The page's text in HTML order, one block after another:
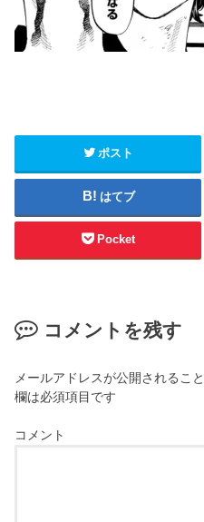
ポスト
はてブ
Pocket
コメントを残す
メールアドレスが公開されるこ
欄は必須項目です
コメント